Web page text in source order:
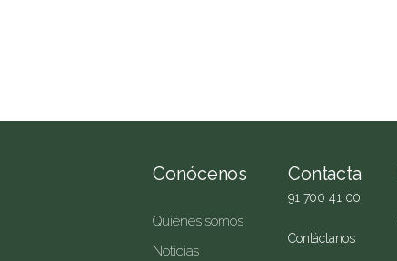
Conócenos
Quiénes somos
Noticias
Contacta
91 700 41 00
Contáctanos